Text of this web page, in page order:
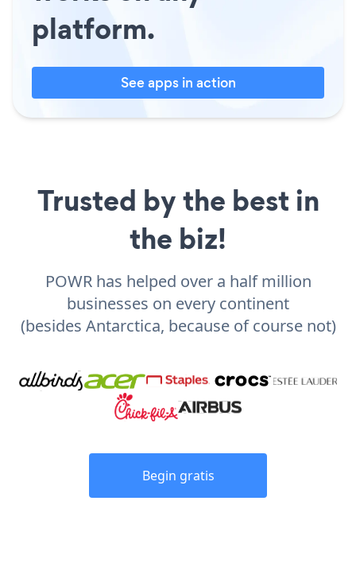
platform.
See apps in action
Trusted by the best in
the biz!
POWR has helped over a half million
businesses on every continent
(besides Antarctica, because of course not)
Begin gratis